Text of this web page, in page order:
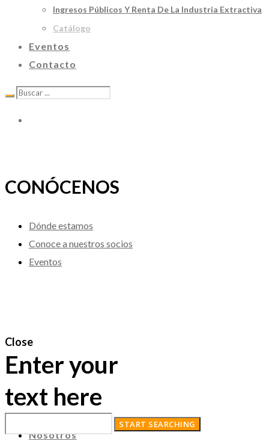
Ingresos Públicos Y Renta De La Industria Extractiva
Catálogo
Eventos
Contacto
CONÓCENOS
Dónde estamos
Conoce a nuestros socios
Eventos
Nosotros
Close
Enter your
text here